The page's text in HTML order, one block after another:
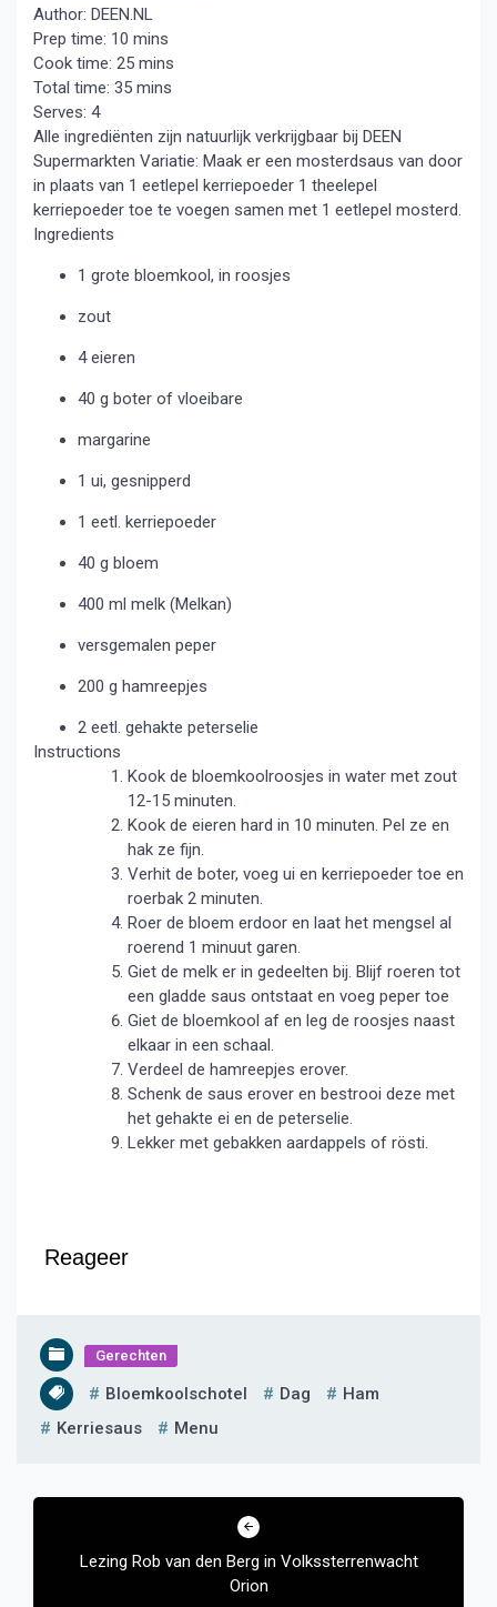
Author: DEEN.NL
Prep time: 10 mins
Cook time: 25 mins
Total time: 35 mins
Serves: 4
Alle ingrediënten zijn natuurlijk verkrijgbaar bij DEEN
Supermarkten Variatie: Maak er een mosterdsaus van door
in plaats van 1 eetlepel kerriepoeder 1 theelepel
kerriepoeder toe te voegen samen met 1 eetlepel mosterd.
Ingredients
1 grote bloemkool, in roosjes
zout
4 eieren
40 g boter of vloeibare
margarine
1 ui, gesnipperd
1 eetl. kerriepoeder
40 g bloem
400 ml melk (Melkan)
versgemalen peper
200 g hamreepjes
2 eetl. gehakte peterselie
Instructions
Kook de bloemkoolroosjes in water met zout
12-15 minuten.
Kook de eieren hard in 10 minuten. Pel ze en
hak ze fijn.
Verhit de boter, voeg ui en kerriepoeder toe en
roerbak 2 minuten.
Roer de bloem erdoor en laat het mengsel al
roerend 1 minuut garen.
Giet de melk er in gedeelten bij. Blijf roeren tot
een gladde saus ontstaat en voeg peper toe
Giet de bloemkool af en leg de roosjes naast
elkaar in een schaal.
Verdeel de hamreepjes erover.
Schenk de saus erover en bestrooi deze met
het gehakte ei en de peterselie.
Lekker met gebakken aardappels of rösti.
Reageer
Gerechten
Bloemkoolschotel Dag
Ham
Kerriesaus
Menu
Bericht
Lezing Rob van den Berg in Volkssterrenwacht
Orion